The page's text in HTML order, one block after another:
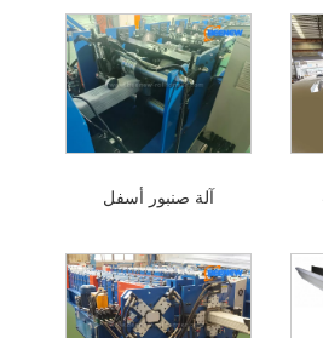
آلة صنبور أسفل